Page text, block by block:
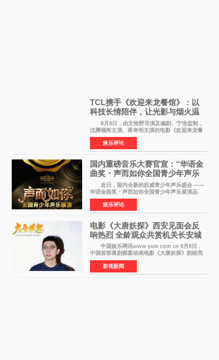
TCL携手《欢迎来龙餐馆》：以
科技长情陪伴，让光影与烟火温
暖生活
8月8日，由文牧野导演及编剧、宁浩监制，
沈腾领衔主演、蒋奇明主演的电影《欢迎来龙餐
馆》在上海超前点映，主创团队携影片亮相与观
众提前见面。TCL作为本片独家合作伙伴，在路
演现场设置品牌互
娱乐评论
国内重磅音乐大赛官宣：“华语金
曲奖・声而如你全国青少年声乐
展演” 正式启幕，阿沁出任明星总
评审
近日，国内全新的权威青少年声乐盛会 ——
华语金曲奖・声而如你全国青少年声乐展演品
牌，在湖南长沙隆重举行官宣，国内又一高规格
青少年声乐赛事全面启航。 本赛事由寰宇声
扬联合华语金曲
娱乐评论
电影《大唐妖探》西安见面会反
响热烈 全龄观众共赏机关长安城
中国娱乐网讯www yule com cn 8月8日，
中国首部喜剧探案动画电影《大唐妖探》剧组亮
相西安，举办线下见面会活动。导演程腾、联合
导演黄珉、总制片人曹紫建、制片人李莹莹、领
衔声音出演雷淞然
影视新闻